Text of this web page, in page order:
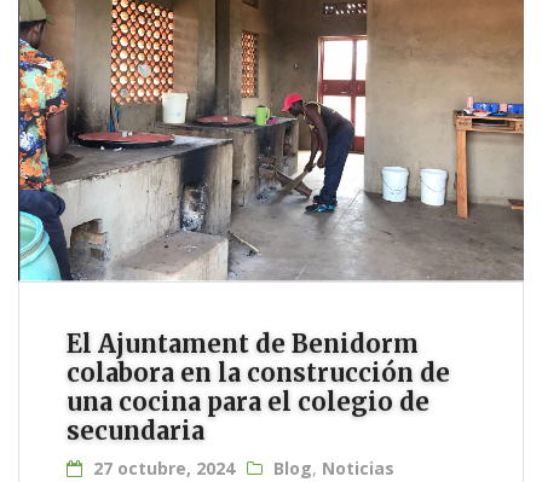
El Ajuntament de Benidorm
colabora en la construcción de
una cocina para el colegio de
secundaria
27 octubre, 2024 Blog, Noticias